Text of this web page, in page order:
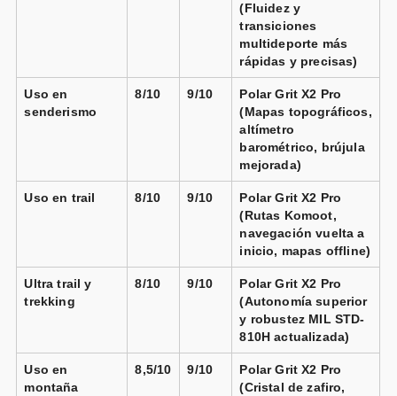
Polar Grit X2 Pro acero negro +
Sensor Polar
📦 72h · 🚚 Gratis >49€ · 🔄 30 días
(Fluidez y
transiciones
multideporte más
rápidas y precisas)
Uso en
senderismo
8/10 9/10
Polar Grit X2 Pro
(Mapas topográficos,
altímetro
barométrico, brújula
mejorada)
Uso en trail 8/10 9/10
Polar Grit X2 Pro
(Rutas Komoot,
navegación vuelta a
inicio, mapas offline)
Ultra trail y
trekking
8/10 9/10
Polar Grit X2 Pro
(Autonomía superior
y robustez MIL STD-
810H actualizada)
Uso en
montaña
8,5/10 9/10
Polar Grit X2 Pro
(Cristal de zafiro,